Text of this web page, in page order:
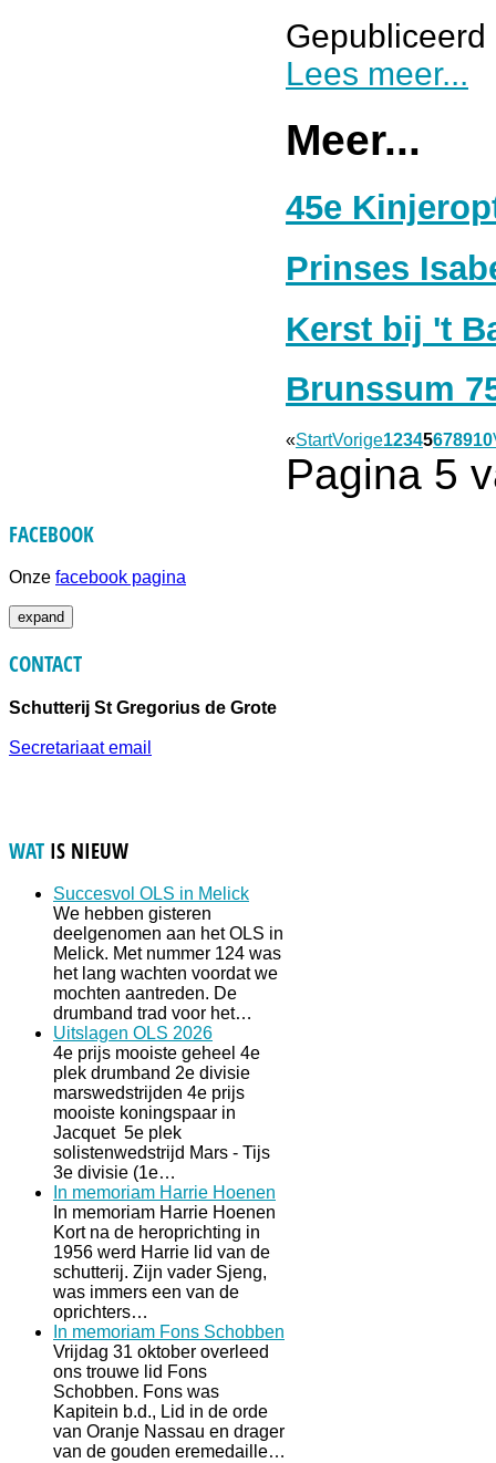
Gepubliceerd
Lees meer...
Meer...
45e
Prinses
Kerst bij 't
Brunssum
«StartVorige12345678910
Pagina 5
FACEBOOK
Onze facebook pagina
expand
CONTACT
Schutterij St Gregorius de Grote
Secretariaat email
WAT IS NIEUW
Succesvol OLS in Melick
We hebben gisteren
deelgenomen aan het OLS in
Melick. Met nummer 124 was
het lang wachten voordat we
mochten aantreden. De
drumband trad voor het…
Uitslagen OLS 2026
4e prijs mooiste geheel 4e
plek drumband 2e divisie
marswedstrijden 4e prijs
mooiste koningspaar in
Jacquet 5e plek
solistenwedstrijd Mars - Tijs
3e divisie (1e…
In memoriam Harrie Hoenen
In memoriam Harrie Hoenen
Kort na de heroprichting in
1956 werd Harrie lid van de
schutterij. Zijn vader Sjeng,
was immers een van de
oprichters…
In memoriam Fons Schobben
Vrijdag 31 oktober overleed
ons trouwe lid Fons
Schobben. Fons was
Kapitein b.d., Lid in de orde
van Oranje Nassau en drager
van de gouden eremedaille…